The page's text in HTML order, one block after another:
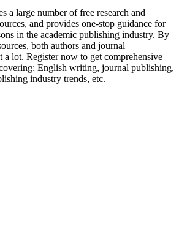
a large number of free research and
and provides one-stop guidance for
in the academic publishing industry. By
both authors and journal
a lot. Register now to get comprehensive
English writing, journal publishing,
industry trends, etc.